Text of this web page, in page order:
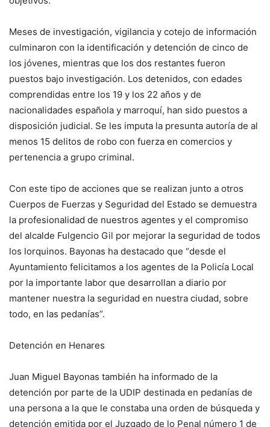
Meses de investigación, vigilancia y cotejo de información
culminaron con la identificación y detención de cinco de
los jóvenes, mientras que los dos restantes fueron
puestos bajo investigación. Los detenidos, con edades
comprendidas entre los 19 y los 22 años y de
nacionalidades española y marroquí, han sido puestos a
disposición judicial. Se les imputa la presunta autoría de al
menos 15 delitos de robo con fuerza en comercios y
pertenencia a grupo criminal.
Con este tipo de acciones que se realizan junto a otros
Cuerpos de Fuerzas y Seguridad del Estado se demuestra
la profesionalidad de nuestros agentes y el compromiso
del alcalde Fulgencio Gil por mejorar la seguridad de todos
los lorquinos. Bayonas ha destacado que “desde el
Ayuntamiento felicitamos a los agentes de la Policía Local
por la importante labor que desarrollan a diario por
mantener nuestra la seguridad en nuestra ciudad, sobre
todo, en las pedanías”.
Detención en Henares
Juan Miguel Bayonas también ha informado de la
detención por parte de la UDIP destinada en pedanías de
una persona a la que le constaba una orden de búsqueda y
detención emitida por el Juzgado de lo Penal número 1 de